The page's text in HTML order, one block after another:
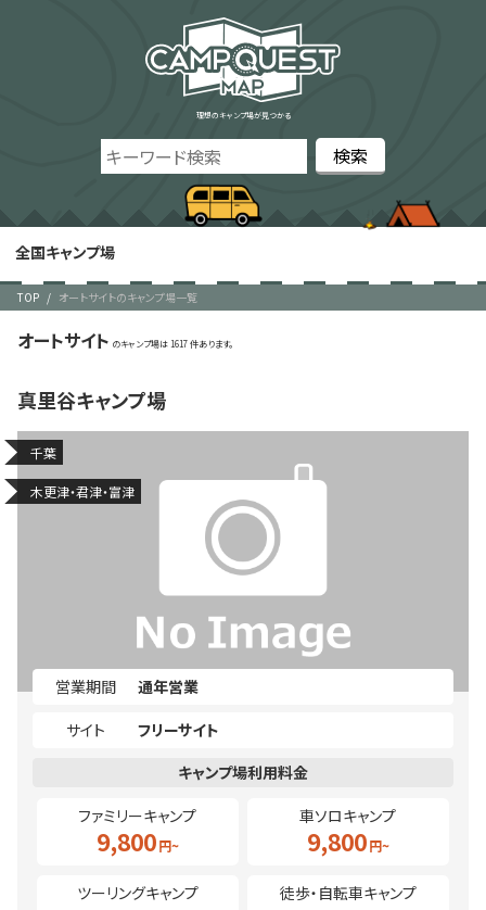
理想のキャンプ場が見つかる
全国キャンプ場
TOP オートサイトのキャンプ場一覧
オートサイト 1617
真里谷キャンプ場
千葉
木更津・君津・富津
営業期間
通年営業
サイト
フリーサイト
ファミリーキャンプ
9,800
車ソロキャンプ
9,800
ツーリングキャンプ 徒歩・自転車キャンプ